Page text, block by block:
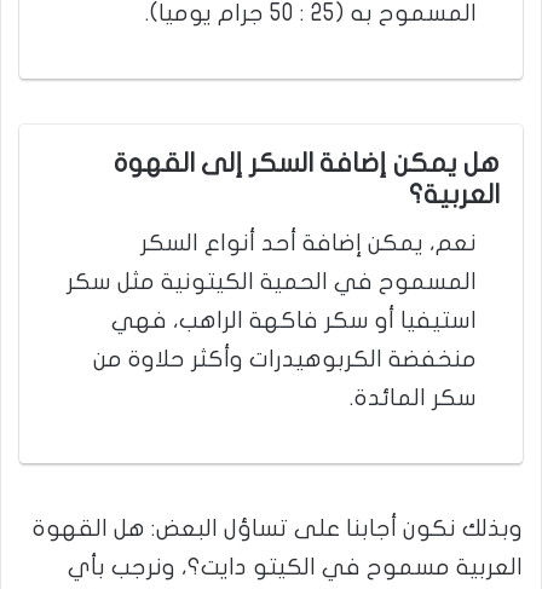
المسموح به (25 : 50 جرام يوميا).
هل يمكن إضافة السكر إلى القهوة
العربية؟
نعم، يمكن إضافة أحد أنواع السكر
المسموح في الحمية الكيتونية مثل سكر
استيفيا أو سكر فاكهة الراهب، فهي
منخفضة الكربوهيدرات وأكثر حلاوة من
سكر المائدة.
وبذلك نكون أجابنا على تساؤل البعض: هل القهوة
العربية مسموح في الكيتو دايت؟، ونرجب بأي